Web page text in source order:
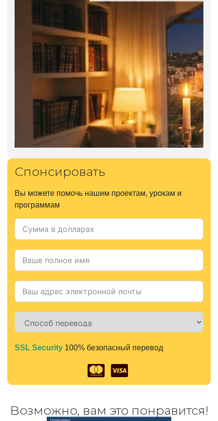
Спонсировать
Вы можете помочь нашим проектам, урокам и
программам
Alternative:
SSL Security 100% безопасный перевод
Возможно, вам это понравится!